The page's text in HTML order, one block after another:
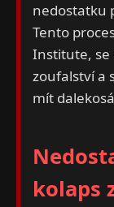
nedostatku
Tento
Institute, se
zoufalství a
mít
kolaps